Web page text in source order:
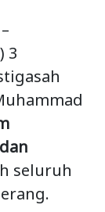
3
seluruh